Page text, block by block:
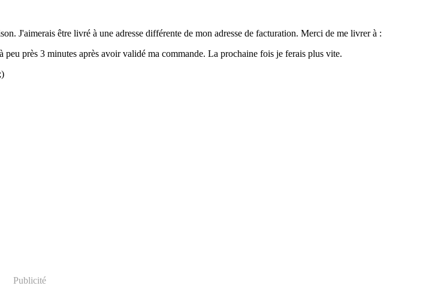
J'aimerais être livré à une adresse différente de mon adresse de facturation. Merci de me livrer à :
près 3 minutes après avoir validé ma commande. La prochaine fois je ferais plus vite.
Publicité